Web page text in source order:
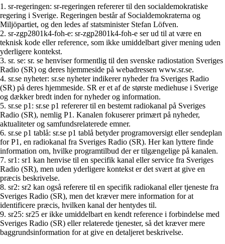
1. sr-regeringen: sr-regeringen refererer til den socialdemokratiske
regering i Sverige. Regeringen består af Socialdemokraterna og
Miljöpartiet, og den ledes af statsminister Stefan Löfven.
2. sr-zgp2801k4-foh-e: sr-zgp2801k4-foh-e ser ud til at være en
teknisk kode eller reference, som ikke umiddelbart giver mening uden
yderligere kontekst.
3. sr. se: sr. se henviser formentlig til den svenske radiostation Sveriges
Radio (SR) og deres hjemmeside på webadressen www.sr.se.
4. sr.se nyheter: sr.se nyheter indikerer nyheder fra Sveriges Radio
(SR) på deres hjemmeside. SR er et af de største mediehuse i Sverige
og dækker bredt inden for nyheder og information.
5. sr.se p1: sr.se p1 refererer til en bestemt radiokanal på Sveriges
Radio (SR), nemlig P1. Kanalen fokuserer primært på nyheder,
aktualiteter og samfundsrelaterede emner.
6. sr.se p1 tablå: sr.se p1 tablå betyder programoversigt eller sendeplan
for P1, en radiokanal fra Sveriges Radio (SR). Her kan lyttere finde
information om, hvilke programtilbud der er tilgængelige på kanalen.
7. sr1: sr1 kan henvise til en specifik kanal eller service fra Sveriges
Radio (SR), men uden yderligere kontekst er det svært at give en
præcis beskrivelse.
8. sr2: sr2 kan også referere til en specifik radiokanal eller tjeneste fra
Sveriges Radio (SR), men det kræver mere information for at
identificere præcis, hvilken kanal der hentydes til.
9. sr25: sr25 er ikke umiddelbart en kendt reference i forbindelse med
Sveriges Radio (SR) eller relaterede tjenester, så det kræver mere
baggrundsinformation for at give en detaljeret beskrivelse.